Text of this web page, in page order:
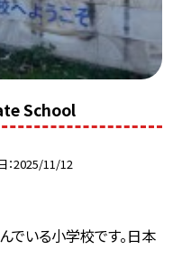
School
2025/11/12
でいる小学校です。日本